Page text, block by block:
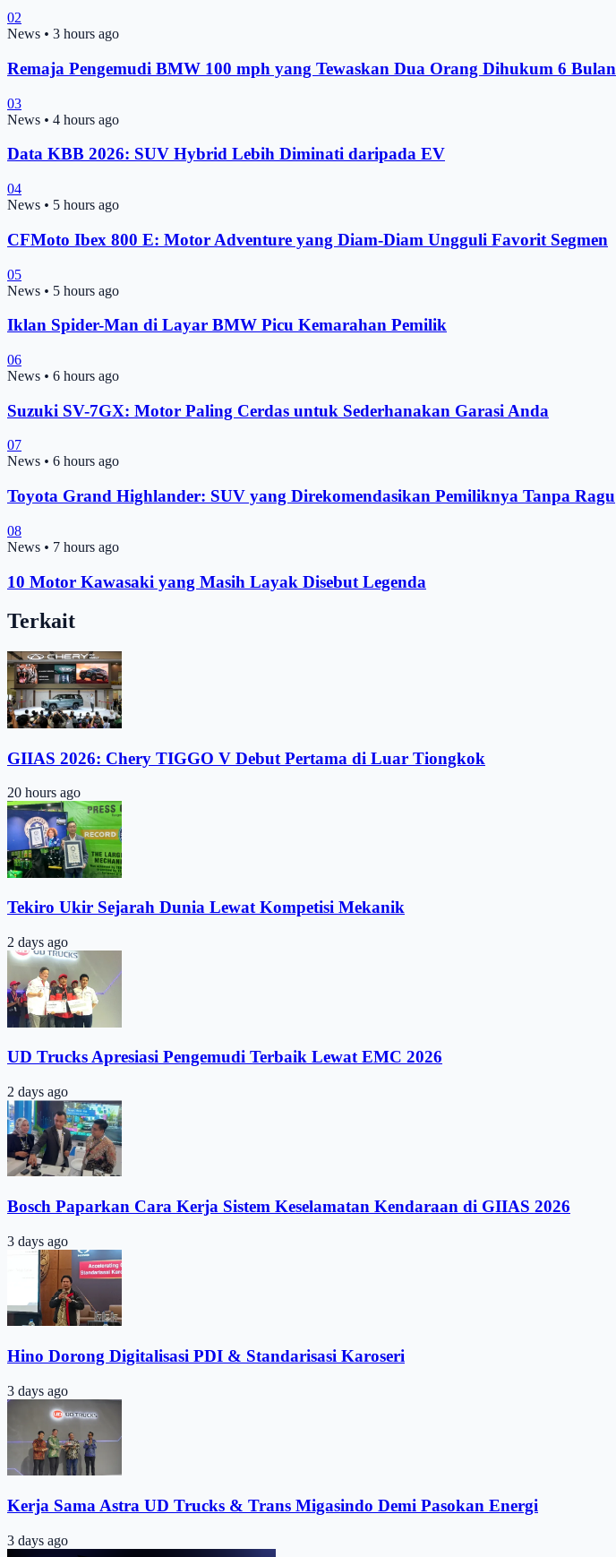
02
News • 3 hours ago
Remaja Pengemudi BMW 100 mph yang Tewaskan Dua Orang Dihukum 6 Bulan
03
News • 4 hours ago
Data KBB 2026: SUV Hybrid Lebih Diminati daripada EV
04
News • 5 hours ago
CFMoto Ibex 800 E: Motor Adventure yang Diam-Diam Ungguli Favorit Segmen
05
News • 5 hours ago
Iklan Spider-Man di Layar BMW Picu Kemarahan Pemilik
06
News • 6 hours ago
Suzuki SV-7GX: Motor Paling Cerdas untuk Sederhanakan Garasi Anda
07
News • 6 hours ago
Toyota Grand Highlander: SUV yang Direkomendasikan Pemiliknya Tanpa Ragu
08
News • 7 hours ago
10 Motor Kawasaki yang Masih Layak Disebut Legenda
Terkait
GIIAS 2026: Chery TIGGO V Debut Pertama di Luar Tiongkok
20 hours ago
Tekiro Ukir Sejarah Dunia Lewat Kompetisi Mekanik
2 days ago
UD Trucks Apresiasi Pengemudi Terbaik Lewat EMC 2026
2 days ago
Bosch Paparkan Cara Kerja Sistem Keselamatan Kendaraan di GIIAS 2026
3 days ago
Hino Dorong Digitalisasi PDI & Standarisasi Karoseri
3 days ago
Kerja Sama Astra UD Trucks & Trans Migasindo Demi Pasokan Energi
3 days ago